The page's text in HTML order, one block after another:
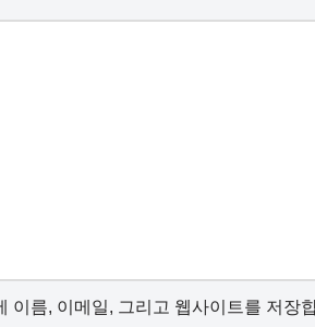
이름, 이메일, 그리고 웹사이트를 저장